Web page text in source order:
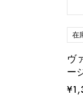
在
ヴ
ー